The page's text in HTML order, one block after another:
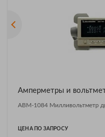
Амперметры и
АВМ-1084 Милливольтметр
ЦЕНА ПО ЗАПРОСУ